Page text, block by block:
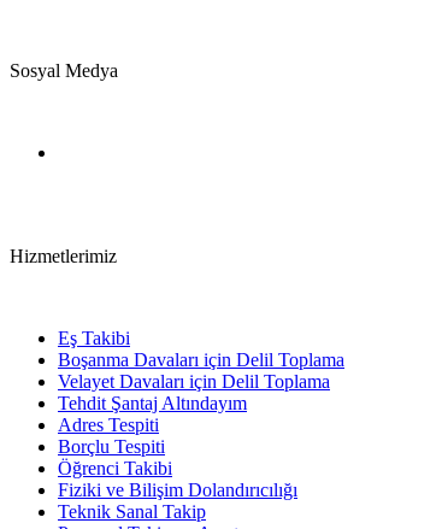
Sosyal Medya
Hizmetlerimiz
Eş Takibi
Boşanma Davaları için Delil Toplama
Velayet Davaları için Delil Toplama
Tehdit Şantaj Altındayım
Adres Tespiti
Borçlu Tespiti
Öğrenci Takibi
Fiziki ve Bilişim Dolandırıcılığı
Teknik Sanal Takip